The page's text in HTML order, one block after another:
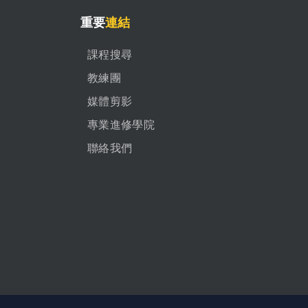
重要連結
課程搜尋
教練團
媒體剪影
專業進修學院
聯絡我們